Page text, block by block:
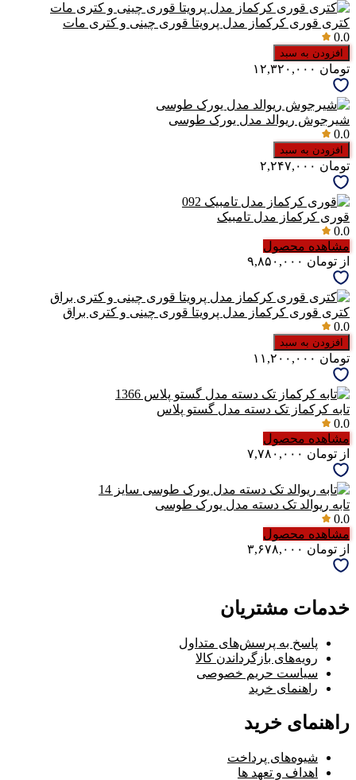
کتری قوری کرکماز مدل پرویتا قوری چینی و کتری مات
0.0
افزودن به سبد
تومان
شیرجوش ریوالد مدل یورک طوسی
0.0
افزودن به سبد
تومان
قوری کرکماز مدل تامبیک
0.0
مشاهده محصول
از تومان
کتری قوری کرکماز مدل پرویتا قوری چینی و کتری براق
0.0
افزودن به سبد
تومان
تابه کرکماز تک دسته مدل گستو پلاس
0.0
مشاهده محصول
از تومان
تابه ریوالد تک دسته مدل یورک طوسی
0.0
مشاهده محصول
از تومان
خدمات مشتریان
پاسخ به پرسش‌های متداول
رویه‌های بازگرداندن کالا
سیاست حریم خصوصی
راهنمای خرید
راهنمای خرید
شیوه‌های پرداخت
اهداف و تعهد ها